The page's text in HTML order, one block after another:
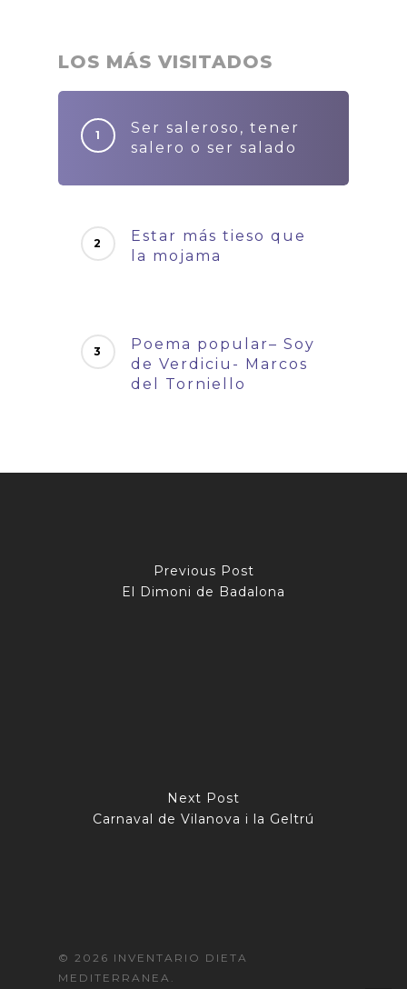
LOS MÁS VISITADOS
Ser saleroso, tener
salero o ser salado
Estar más tieso que
la mojama
Poema popular– Soy
de Verdiciu- Marcos
del Torniello
Previous Post
El Dimoni de Badalona
Next Post
Carnaval de Vilanova i la Geltrú
© 2026 INVENTARIO DIETA
MEDITERRANEA.